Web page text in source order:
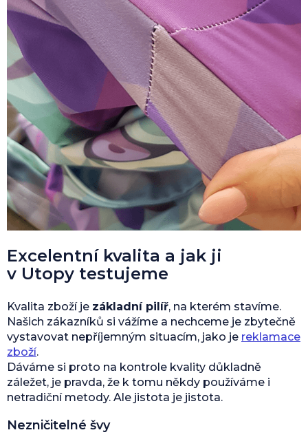
Excelentní kvalita a jak ji
v Utopy testujeme
Kvalita zboží je základní pilíř, na kterém stavíme.
Našich zákazníků si vážíme a nechceme je zbytečně
vystavovat nepříjemným situacím, jako je reklamace
zboží.
Dáváme si proto na kontrole kvality důkladně
záležet, je pravda, že k tomu někdy používáme i
netradiční metody. Ale jistota je jistota.
Nezničitelné švy